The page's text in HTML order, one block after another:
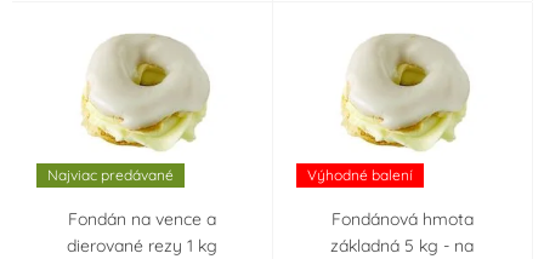
Bílá (33) Bordó (1)
Černá (8) Červená (10)
Fialová (5) Hnědá
Krémová (mokka) Modrá (17)
Najviac predávané
Fondán na vence a
dierované rezy 1 kg
Výhodné balení
Fondánová hmota
základná 5 kg - na